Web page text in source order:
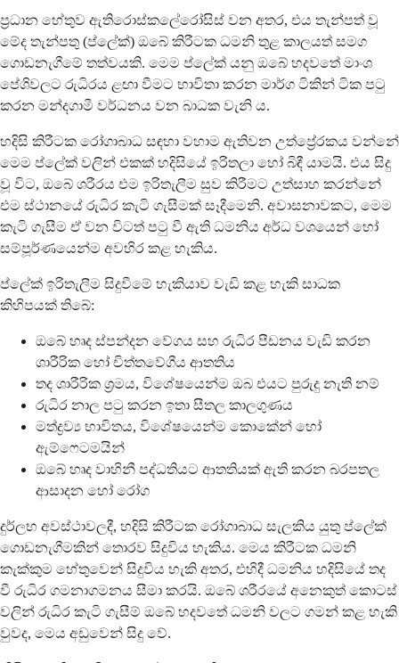
ප්‍රධාන හේතුව ඇතිරොස්කලේරෝසිස් වන අතර, එය තැන්පත් වූ
මේද තැන්පතු (ප්ලේක්) ඔබේ කිරීටක ධමනි තුළ කාලයත් සමග
ගොඩනැගීමේ තත්වයකි. මෙම ප්ලේක් යනු ඔබේ හදවතේ මාංශ
පේශිවලට රුධිරය ළඟා වීමට භාවිතා කරන මාර්ග ටිකින් ටික පටු
කරන මන්දගාමී වර්ධනය වන බාධක වැනි ය.
හදිසි කිරීටක රෝගාබාධ සඳහා වහාම ඇතිවන උත්ප්‍රේරකය වන්නේ
මෙම ප්ලේක් වලින් එකක් හදිසියේ ඉරිතලා හෝ බිඳී යාමයි. එය සිදු
වූ විට, ඔබේ ශරීරය එම ඉරිතැලීම සුව කිරීමට උත්සාහ කරන්නේ
එම ස්ථානයේ රුධිර කැටි ගැසීමක් සෑදීමෙනි. අවාසනාවකට, මෙම
කැටි ගැසීම ඒ වන විටත් පටු වී ඇති ධමනිය අර්ධ වශයෙන් හෝ
සම්පූර්ණයෙන්ම අවහිර කළ හැකිය.
ප්ලේක් ඉරිතැලීම සිදුවීමේ හැකියාව වැඩි කළ හැකි සාධක
කිහිපයක් තිබේ:
ඔබේ හෘද ස්පන්දන වේගය සහ රුධිර පීඩනය වැඩි කරන
ශාරීරික හෝ චිත්තවේගීය ආතතිය
තද ශාරීරික ශ්‍රමය, විශේෂයෙන්ම ඔබ එයට පුරුදු නැති නම්
රුධිර නාල පටු කරන ඉතා සීතල කාලගුණය
මත්ද්‍රව්‍ය භාවිතය, විශේෂයෙන්ම කොකේන් හෝ
ඇම්ෆෙටමයින්
ඔබේ හෘද වාහිනී පද්ධතියට ආතතියක් ඇති කරන බරපතල
ආසාදන හෝ රෝග
දුර්ලභ අවස්ථාවලදී, හදිසි කිරීටක රෝගාබාධ සැලකිය යුතු ප්ලේක්
ගොඩනැගීමකින් තොරව සිදුවිය හැකිය. මෙය කිරීටක ධමනි
කැක්කුම හේතුවෙන් සිදුවිය හැකි අතර, එහිදී ධමනිය හදිසියේ තද
වී රුධිර ගමනාගමනය සීමා කරයි. ඔබේ ශරීරයේ අනෙකුත් කොටස්
වලින් රුධිර කැටි ගැසීම් ඔබේ හදවතේ ධමනි වලට ගමන් කළ හැකි
වුවද, මෙය අඩුවෙන් සිදු වේ.